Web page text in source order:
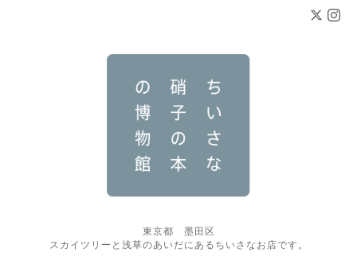
東京都 墨田区
スカイツリーと浅草のあいだにあるちいさなお店です。